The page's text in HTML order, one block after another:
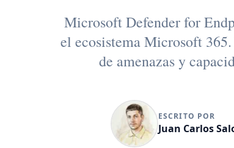
Microsoft Defender for
el ecosistema Microsoft
de amenazas y
ESCRITO POR
Juan Carlos